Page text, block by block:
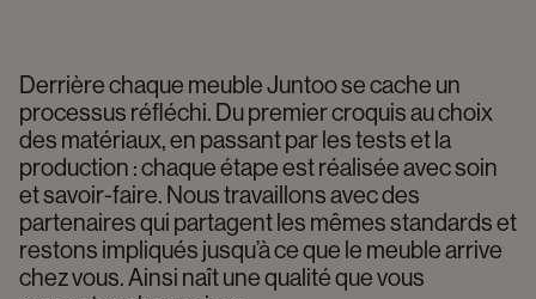
Derrière chaque meuble Juntoo se cache un
processus réfléchi. Du premier croquis au choix
des matériaux, en passant par les tests et la
production : chaque étape est réalisée avec soin
et savoir-faire. Nous travaillons avec des
partenaires qui partagent les mêmes standards et
restons impliqués jusqu’à ce que le meuble arrive
chez vous. Ainsi naît une qualité que vous